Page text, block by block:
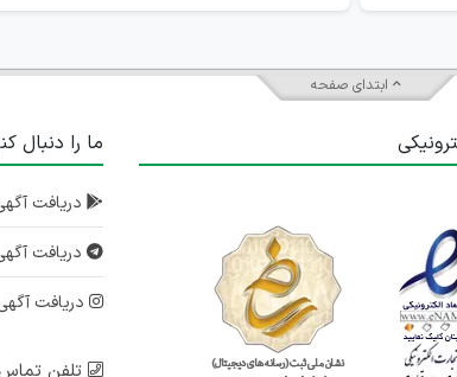
ابتدای صفحه
ما را دنبال
دریافت
دریافت
دریافت